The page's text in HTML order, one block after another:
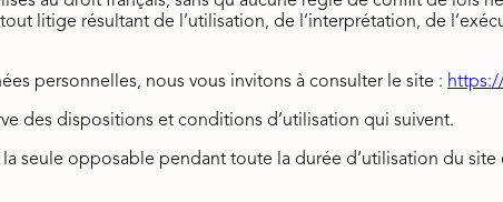
litige résultant de l’utilisation, de l’interprétation, de
personnelles, nous vous invitons à consulter le site :
des dispositions et conditions d’utilisation qui suivent.
seule opposable pendant toute la durée d’utilisation du site